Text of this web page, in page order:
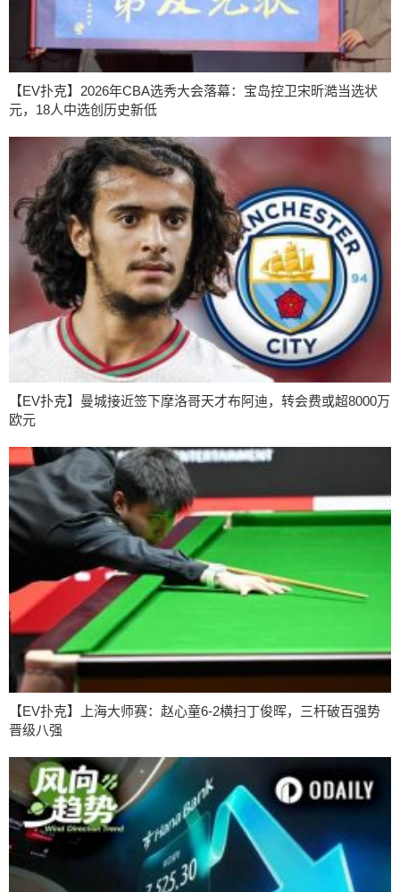
【EV扑克】2026年CBA选秀大会落幕：宝岛控卫宋昕澔当选状
元，18人中选创历史新低
【EV扑克】曼城接近签下摩洛哥天才布阿迪，转会费或超8000万
欧元
【EV扑克】上海大师赛：赵心童6-2横扫丁俊晖，三杆破百强势
晋级八强